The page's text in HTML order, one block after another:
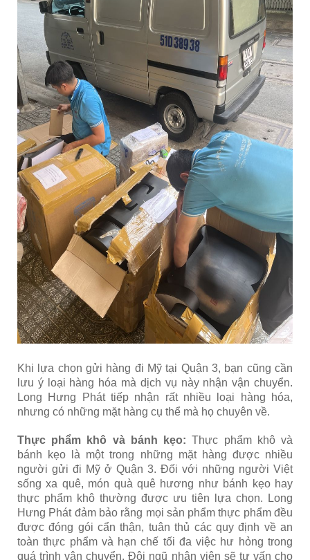
Khi lựa chọn gửi hàng đi Mỹ tại Quận 3, bạn cũng cần
lưu ý loại hàng hóa mà dịch vụ này nhận vận chuyển.
Long Hưng Phát tiếp nhận rất nhiều loại hàng hóa,
nhưng có những mặt hàng cụ thể mà họ chuyên về.
Thực phẩm khô và bánh kẹo:Thực phẩm khô và
bánh kẹo là một trong những mặt hàng được nhiều
người gửi đi Mỹ ở Quận 3. Đối với những người Việt
sống xa quê, món quà quê hương như bánh kẹo hay
thực phẩm khô thường được ưu tiên lựa chọn. Long
Hưng Phát đảm bảo rằng mọi sản phẩm thực phẩm đều
được đóng gói cẩn thận, tuân thủ các quy định về an
toàn thực phẩm và hạn chế tối đa việc hư hỏng trong
quá trình vận chuyển. Đội ngũ nhân viên sẽ tư vấn cho